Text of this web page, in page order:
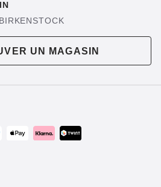
UN MAGASIN